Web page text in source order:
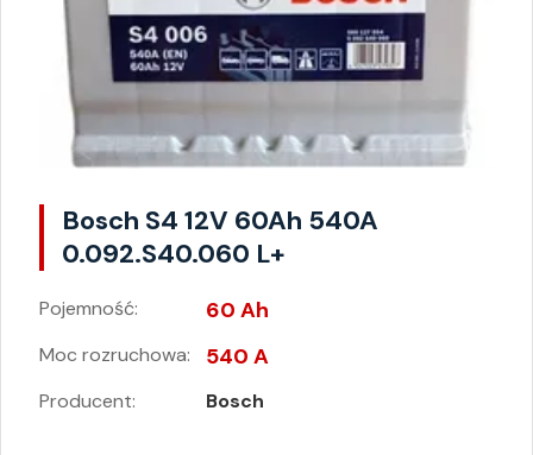
Bosch S4 12V 60Ah 540A
0.092.S40.060 L+
Pojemność: 60 Ah
Moc rozruchowa: 540 A
Producent: Bosch